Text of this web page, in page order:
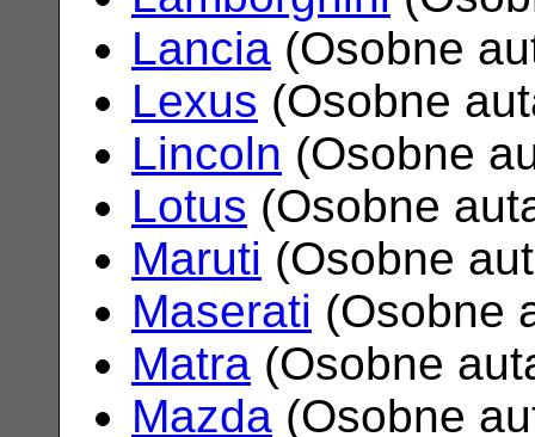
Lancia (Osobne
Lexus (Osobne
Lincoln (Osobne
Lotus (Osobne
Maruti (Osobne
Maserati (Osobne
Matra (Osobne
Mazda (Osobne